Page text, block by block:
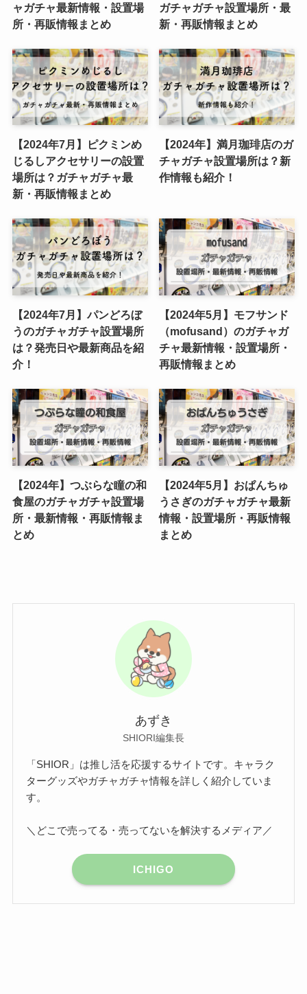
ャガチャ最新情報・設置場
所・再販情報まとめ
ガチャガチャ設置場所・最
新・再販情報まとめ
【2024年7月】ピクミンめ
じるしアクセサリーの設置
場所は？ガチャガチャ最
新・再販情報まとめ
【2024年】満月珈琲店のガ
チャガチャ設置場所は？新
作情報も紹介！
【2024年7月】パンどろぼ
うのガチャガチャ設置場所
は？発売日や最新商品を紹
介！
【2024年5月】モフサンド
（mofusand）のガチャガ
チャ最新情報・設置場所・
再販情報まとめ
【2024年】つぶらな瞳の和
食屋のガチャガチャ設置場
所・最新情報・再販情報ま
とめ
【2024年5月】おぱんちゅ
うさぎのガチャガチャ最新
情報・設置場所・再販情報
まとめ
あずき
SHIORI編集長
「SHIOR」は推し活を応援するサイトです。キャラク
ターグッズやガチャガチャ情報を詳しく紹介していま
す。
＼どこで売ってる・売ってないを解決するメディア／
ICHIGO